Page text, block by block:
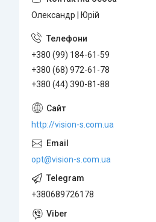
Олександр | Юрій
+380 (99) 184-61-59
+380 (68) 972-61-78
+380 (44) 390-81-88
http://vision-s.com.ua
opt@vision-s.com.ua
+380689726178